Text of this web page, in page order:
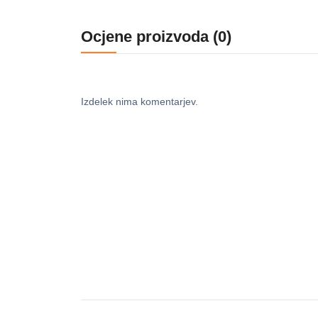
Ocjene proizvoda (0)
Izdelek nima komentarjev.